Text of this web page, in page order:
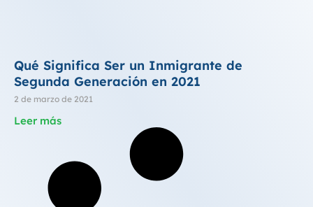
Qué Significa Ser un Inmigrante de
Segunda Generación en 2021
2 de marzo de 2021
Leer más